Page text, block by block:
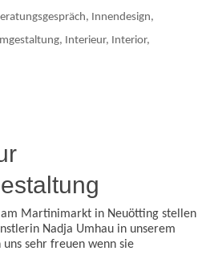
, Innendesign,
, Interieur, Interior,
am Martinimarkt in Neuötting stellen
Nadja Umhau in unserem
sehr freuen wenn sie